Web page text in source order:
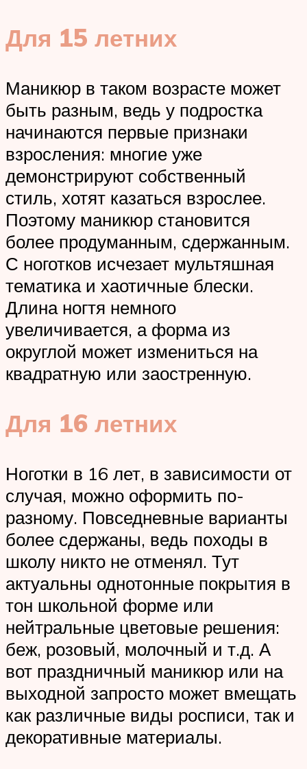
Для 15 летних
Маникюр в таком возрасте может
быть разным, ведь у подростка
начинаются первые признаки
взросления: многие уже
демонстрируют собственный
стиль, хотят казаться взрослее.
Поэтому маникюр становится
более продуманным, сдержанным.
С ноготков исчезает мультяшная
тематика и хаотичные блески.
Длина ногтя немного
увеличивается, а форма из
округлой может измениться на
квадратную или заостренную.
Для 16 летних
Ноготки в 16 лет, в зависимости от
случая, можно оформить по-
разному. Повседневные варианты
более сдержаны, ведь походы в
школу никто не отменял. Тут
актуальны однотонные покрытия в
тон школьной форме или
нейтральные цветовые решения:
беж, розовый, молочный и т.д. А
вот праздничный маникюр или на
выходной запросто может вмещать
как различные виды росписи, так и
декоративные материалы.